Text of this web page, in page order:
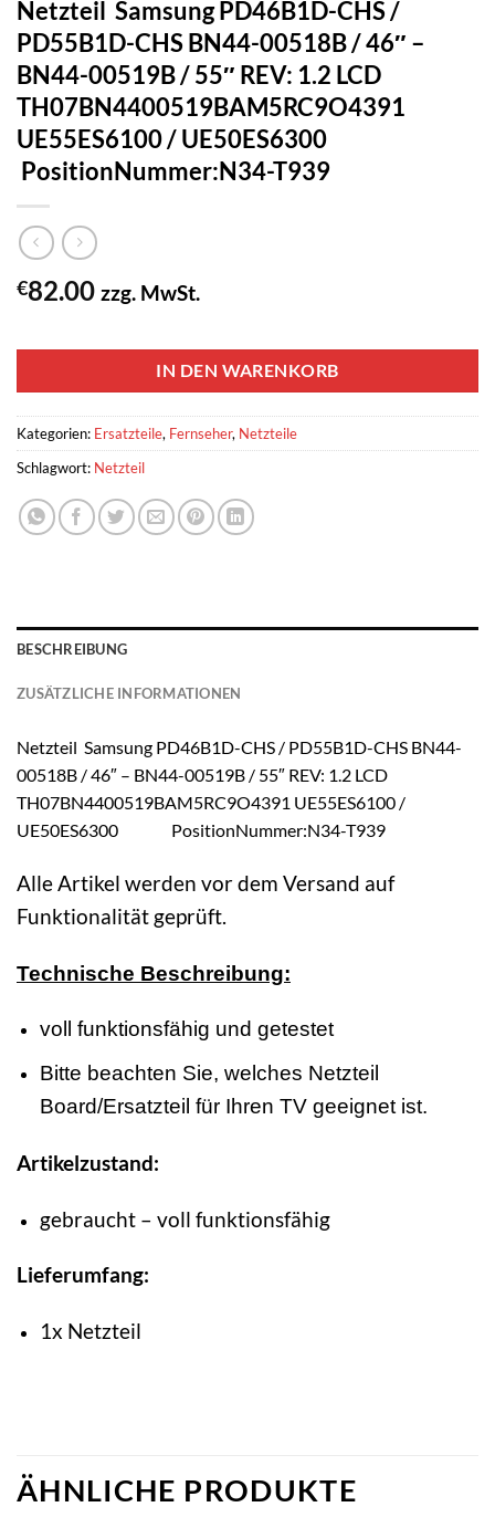
Netzteil Samsung PD46B1D-CHS /
PD55B1D-CHS BN44-00518B / 46″ –
BN44-00519B / 55″ REV: 1.2 LCD
TH07BN4400519BAM5RC9O4391
UE55ES6100 / UE50ES6300
PositionNummer:N34-T939
€82.00 zzg. MwSt.
IN DEN WARENKORB
Kategorien: Ersatzteile, Fernseher, Netzteile
Schlagwort: Netzteil
BESCHREIBUNG
ZUSÄTZLICHE INFORMATIONEN
Netzteil Samsung PD46B1D-CHS / PD55B1D-CHS BN44-
00518B / 46″ – BN44-00519B / 55″ REV: 1.2 LCD
TH07BN4400519BAM5RC9O4391 UE55ES6100 /
UE50ES6300 PositionNummer:N34-T939
Alle Artikel werden vor dem Versand auf
Funktionalität geprüft.
Technische Beschreibung:
voll funktionsfähig und getestet
Bitte beachten Sie, welches Netzteil
Board/Ersatzteil für Ihren TV geeignet ist.
Artikelzustand:
gebraucht – voll funktionsfähig
Lieferumfang:
1x Netzteil
ÄHNLICHE PRODUKTE